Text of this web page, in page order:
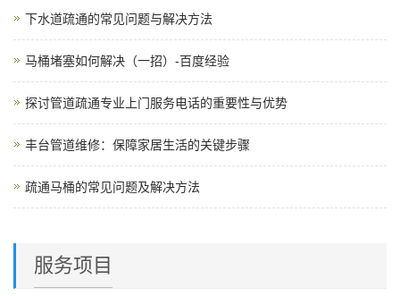
下水道疏通的常见问题与解决方法
马桶堵塞如何解决（一招）-百度经验
探讨管道疏通专业上门服务电话的重要性与优势
丰台管道维修：保障家居生活的关键步骤
疏通马桶的常见问题及解决方法
服务项目